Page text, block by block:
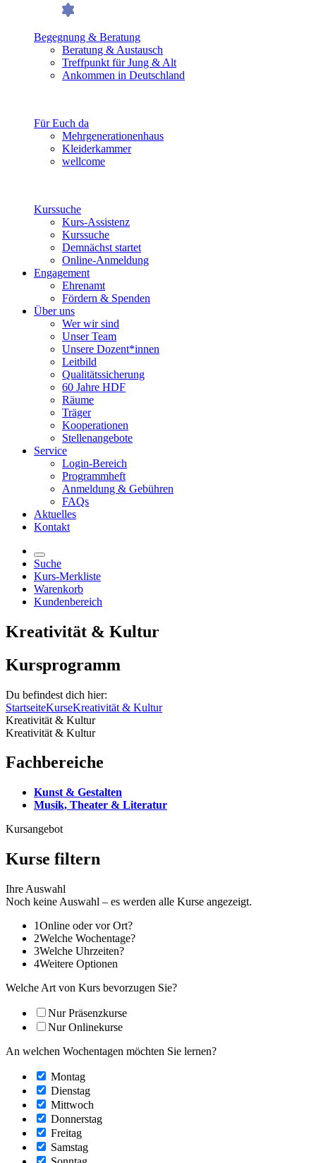
Begegnung & Beratung
Beratung & Austausch
Treffpunkt für Jung & Alt
Ankommen in Deutschland
Für Euch da
Mehrgenerationenhaus
Kleiderkammer
wellcome
Kurssuche
Kurs-Assistenz
Kurssuche
Demnächst startet
Online-Anmeldung
Engagement
Ehrenamt
Fördern & Spenden
Über uns
Wer wir sind
Unser Team
Unsere Dozent*innen
Leitbild
Qualitätssicherung
60 Jahre HDF
Räume
Träger
Kooperationen
Stellenangebote
Service
Login-Bereich
Programmheft
Anmeldung & Gebühren
FAQs
Aktuelles
Kontakt
Suche
Kurs-Merkliste
Warenkorb
Kundenbereich
Kreativität & Kultur
Kursprogramm
Du befindest dich hier:
StartseiteKurseKreativität & Kultur
Kreativität & Kultur
Kreativität & Kultur
Fachbereiche
Kunst & Gestalten
Musik, Theater & Literatur
Kursangebot
Kurse filtern
Ihre Auswahl
Noch keine Auswahl – es werden alle Kurse angezeigt.
1Online oder vor Ort?
2Welche Wochentage?
3Welche Uhrzeiten?
4Weitere Optionen
Welche Art von Kurs bevorzugen Sie?
Nur Präsenzkurse
Nur Onlinekurse
An welchen Wochentagen möchten Sie lernen?
Montag
Dienstag
Mittwoch
Donnerstag
Freitag
Samstag